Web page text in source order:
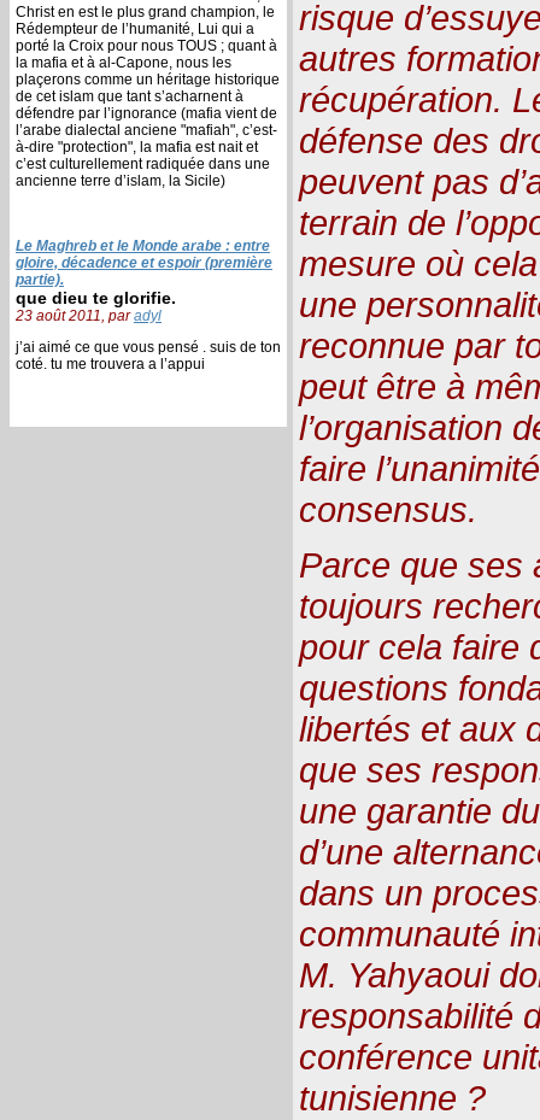
Christ en est le plus grand champion, le
Rédempteur de l’humanité, Lui qui a
porté la Croix pour nous TOUS ; quant à
la mafia et à al-Capone, nous les
plaçerons comme un héritage historique
de cet islam que tant s’acharnent à
défendre par l’ignorance (mafia vient de
l’arabe dialectal anciene "mafiah", c’est-
à-dire "protection", la mafia est nait et
c’est culturellement radiquée dans une
ancienne terre d’islam, la Sicile)
Le Maghreb et le Monde arabe : entre
gloire, décadence et espoir (première
partie).
que dieu te glorifie.
23 août 2011, paradyl
j’ai aimé ce que vous pensé . suis de ton
coté. tu me trouvera a l’appui
risque
autres
récupération.
défense des
peuvent pas
terrain de
mesure où
une
reconnue par
peut être à
l’organisation
faire
consensus.
Parce que ses
toujours
pour cela faire
questions
libertés et aux
que ses
une garantie
d’une
dans un
communauté
M. Yahyaoui
responsabilité
conférence
tunisienne ?